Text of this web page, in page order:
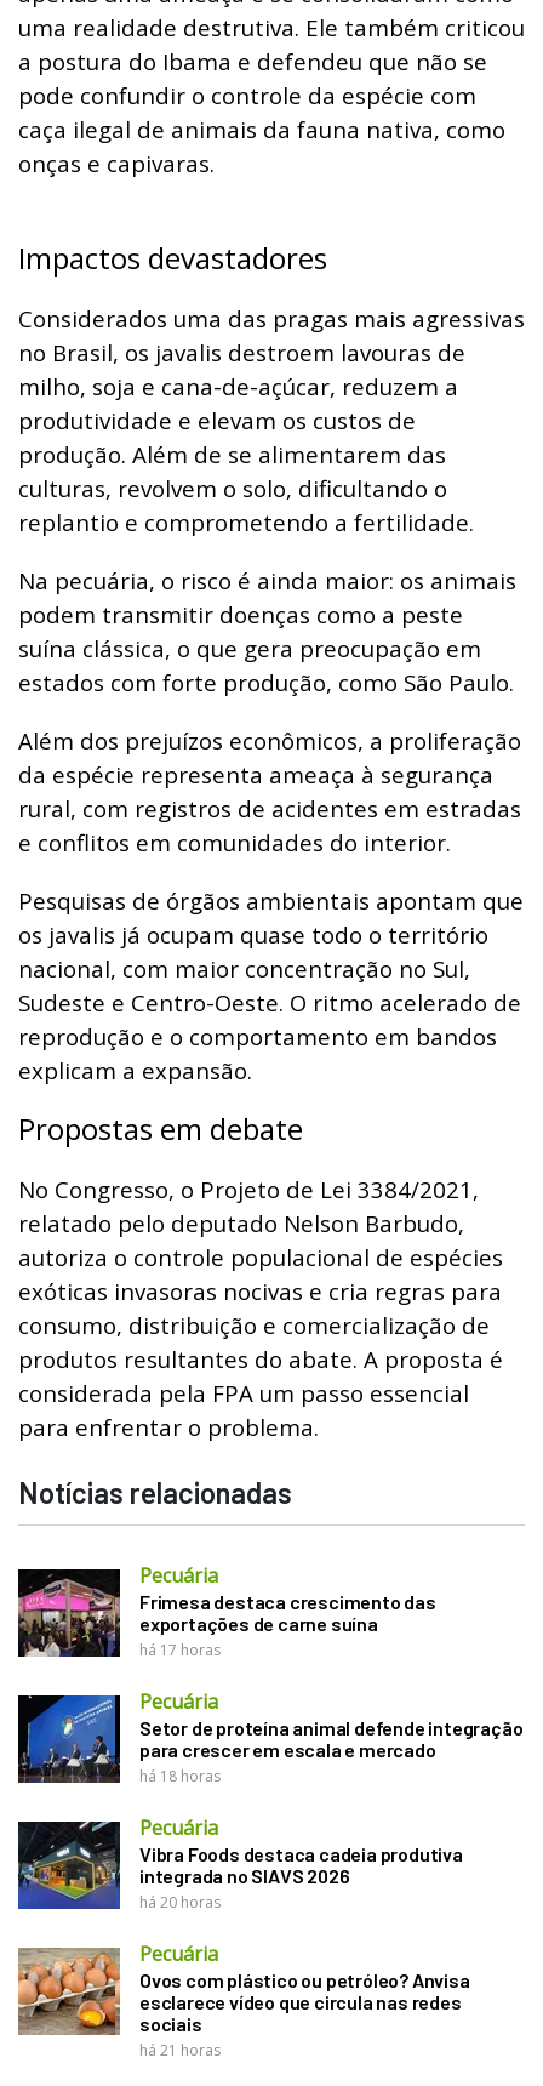
uma realidade destrutiva. Ele também criticou
a postura do Ibama e defendeu que não se
pode confundir o controle da espécie com
caça ilegal de animais da fauna nativa, como
onças e capivaras.
Impactos devastadores
Considerados uma das pragas mais agressivas
no Brasil, os javalis destroem lavouras de
milho, soja e cana-de-açúcar, reduzem a
produtividade e elevam os custos de
produção. Além de se alimentarem das
culturas, revolvem o solo, dificultando o
replantio e comprometendo a fertilidade.
Na pecuária, o risco é ainda maior: os animais
podem transmitir doenças como a peste
suína clássica, o que gera preocupação em
estados com forte produção, como São Paulo.
Além dos prejuízos econômicos, a proliferação
da espécie representa ameaça à segurança
rural, com registros de acidentes em estradas
e conflitos em comunidades do interior.
Pesquisas de órgãos ambientais apontam que
os javalis já ocupam quase todo o território
nacional, com maior concentração no Sul,
Sudeste e Centro-Oeste. O ritmo acelerado de
reprodução e o comportamento em bandos
explicam a expansão.
Propostas em debate
No Congresso, o Projeto de Lei 3384/2021,
relatado pelo deputado Nelson Barbudo,
autoriza o controle populacional de espécies
exóticas invasoras nocivas e cria regras para
consumo, distribuição e comercialização de
produtos resultantes do abate. A proposta é
considerada pela FPA um passo essencial
para enfrentar o problema.
Notícias relacionadas
Pecuária
Frimesa destaca crescimento das
exportações de carne suína
há 17 horas
Pecuária
Setor de proteína animal defende integração
para crescer em escala e mercado
há 18 horas
Pecuária
Vibra Foods destaca cadeia produtiva
integrada no SIAVS 2026
há 20 horas
Pecuária
Ovos com plástico ou petróleo? Anvisa
esclarece vídeo que circula nas redes
sociais
há 21 horas